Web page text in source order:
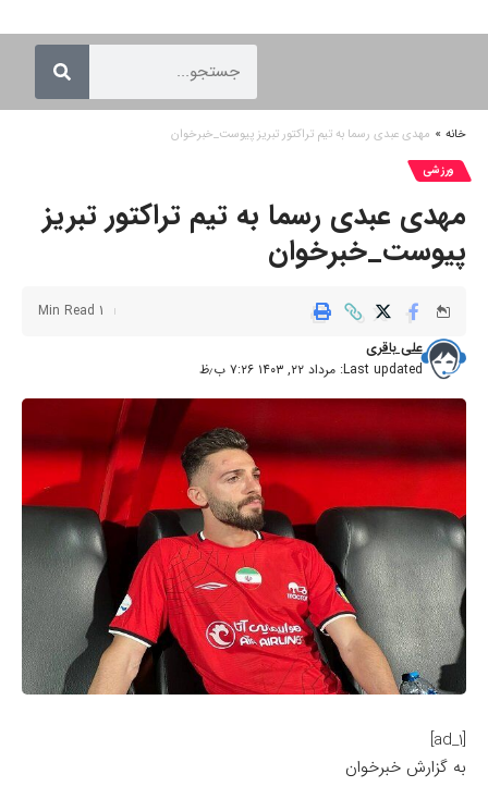
خانه » مهدی عبدی رسما به تیم تراکتور تبریز پیوست_خبرخوان
ورزشی
مهدی عبدی رسما به تیم تراکتور تبریز
پیوست_خبرخوان
Last updated: مرداد ۲۲, ۱۴۰۳ ۷:۲۶ ب٫ظ
علی باقری
1 Min Read
[ad_1]
به گزارش خبرخوان